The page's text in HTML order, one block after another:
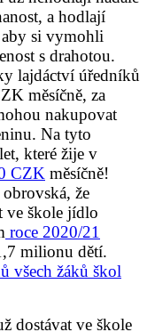
a hodlají
aby si vymohli
s drahotou.
lajdáctví úředníků
měsíčně, za
nakupovat
Na tyto
které žije v
CZK měsíčně!
že
ve škole jídlo
roce 2020/21
milionu dětí.
všech žáků škol
dostávat ve škole